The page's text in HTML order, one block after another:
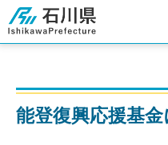
石川県
能登復興応援基